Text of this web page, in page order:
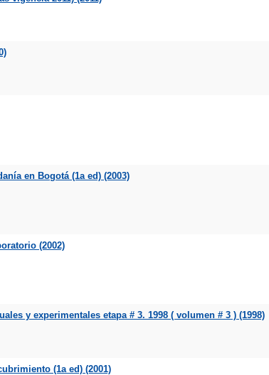
en Bogotá (1a ed) (2003)
(2002)
y experimentales etapa # 3. 1998 ( volumen # 3 ) (1998)
(1a ed) (2001)